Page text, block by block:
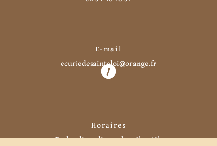
E-mail
ecuriedesainteloi@orange.fr
Horaires
Du lundi au dimanche : 8h - 18h